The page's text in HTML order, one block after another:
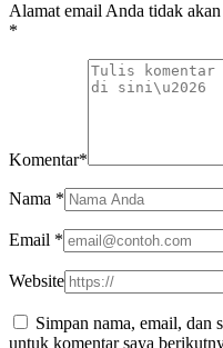
Alamat email Anda tidak
*
Komentar*
Nama *
Email *
Website
Simpan nama, email, dan
untuk komentar saya